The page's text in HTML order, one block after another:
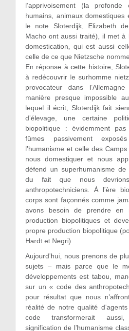
l’apprivoisement (la
humains, animaux domestiques
le note Sloterdijk, Elizabeth
Macho ont aussi traité), il met à
domestication, qui est aussi
celle de ce que Nietzsche
En réponse à cette histoire,
à redécouvrir le surhomme
provocateur dans l’Allemagne
manière presque impossible
lequel il écrit, Sloterdijk fait
d’élevage, une certaine
biopolitique : évidemment
fûmes passivement
l’humanisme et celle des
nous domestiquer et nous
défend un superhumanisme de
du fait que nous
anthropotechniciens. À l’ère
corps sont façonnés comme
avons besoin de prendre en
production biopolitiques et
propre production biopolitique
Hardt et Negri).
Aujourd’hui, nous prenons de
sujets – mais parce que le
développements est tabou,
sur un « code des
pour résultat que nous
réalité de notre qualité
code transformerait
signification de l’humanisme